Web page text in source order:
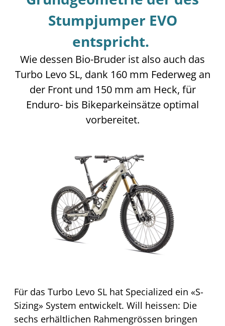
Stumpjumper EVO
entspricht.
Wie dessen Bio-Bruder ist also auch das
Turbo Levo SL, dank 160 mm Federweg an
der Front und 150 mm am Heck, für
Enduro- bis Bikeparkeinsätze optimal
vorbereitet.
Für das Turbo Levo SL hat Specialized ein «S-
Sizing» System entwickelt. Will heissen: Die
sechs erhältlichen Rahmengrössen bringen